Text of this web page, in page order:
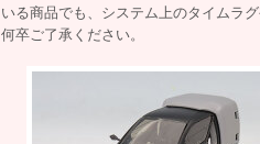
いる商品でも、システム上のタイムラ
何卒ご了承ください。